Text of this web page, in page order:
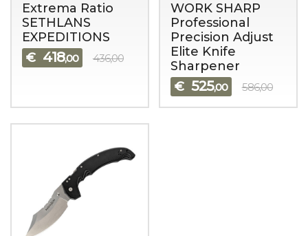
Extrema Ratio
SETHLANS
EXPEDITIONS
€ 418,00 436,00
WORK SHARP
Professional
Precision Adjust
Elite Knife
Sharpener
€ 525,00 586,00